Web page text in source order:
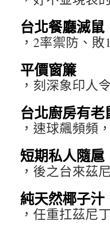
台北餐廳滅鼠
，2率禦防、敗
平價窗簾
，刻深象印人
台北廚房有
，速球飆頻頻，
短期私人隨扈
，後之台來茲
純天然椰子汁
，任重扛茲尼